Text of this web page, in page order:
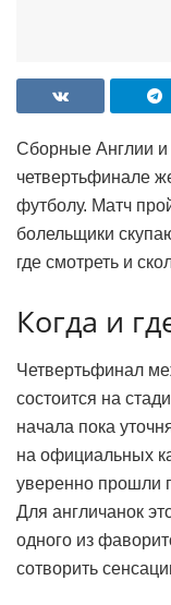
Сборные Англии и
четвертьфинале
футболу. Матч
болельщики
где смотреть и
Когда и
Четвертьфинал
состоится на
начала пока
на официальных
уверенно прошли
Для англичанок
одного из
сотворить